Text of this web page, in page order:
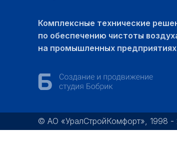
Комплексные технические
по обеспечению чистоты
на промышленных предприятиях
© АО «УралСтройКомфорт», 1998 -